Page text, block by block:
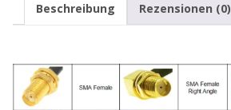
Beschreibung Rezensionen (0)